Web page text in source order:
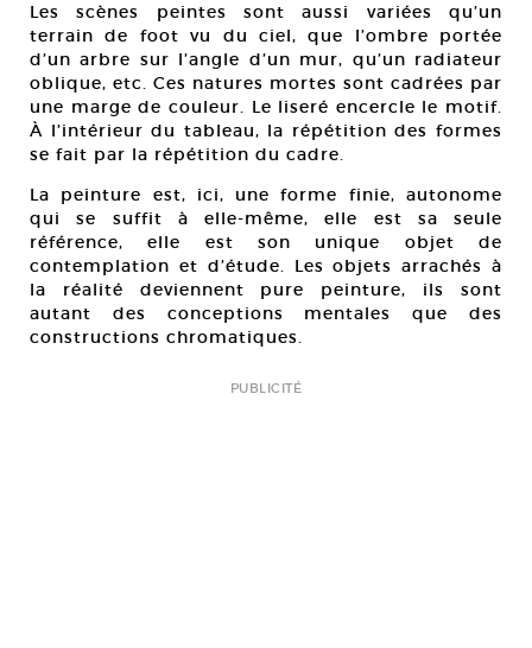
Les scènes peintes sont aussi variées qu’un
terrain de foot vu du ciel, que l’ombre portée
d’un arbre sur l’angle d’un mur, qu’un radiateur
oblique, etc. Ces natures mortes sont cadrées par
une marge de couleur. Le liseré encercle le motif.
À l’intérieur du tableau, la répétition des formes
se fait par la répétition du cadre.
La peinture est, ici, une forme finie, autonome
qui se suffit à elle-même, elle est sa seule
référence, elle est son unique objet de
contemplation et d’étude. Les objets arrachés à
la réalité deviennent pure peinture, ils sont
autant des conceptions mentales que des
constructions chromatiques.
PUBLICITÉ